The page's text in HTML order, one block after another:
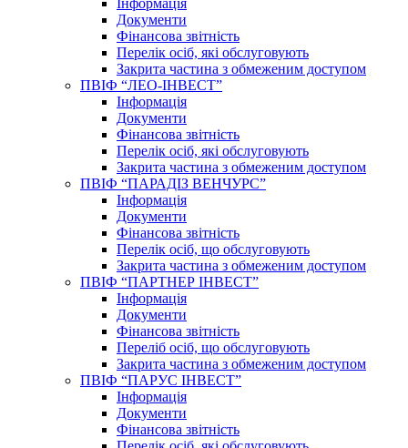
Інформація
Документи
Фінансова звітність
Перелік осіб, які обслуговують
Закрита частина з обмеженим доступом
ПВІФ “ЛЕО-ІНВЕСТ”
Інформація
Документи
Фінансова звітність
Перелік осіб, які обслуговують
Закрита частина з обмеженим доступом
ПВІФ “ПАРАДІЗ ВЕНЧУРС”
Інформація
Документи
Фінансова звітність
Перелік осіб, що обслуговують
Закрита частина з обмеженим доступом
ПВІФ “ПАРТНЕР ІНВЕСТ”
Інформація
Документи
Фінансова звітність
Переліб осіб, що обслуговують
Закрита частина з обмеженим доступом
ПВІФ “ПАРУС ІНВЕСТ”
Інформація
Документи
Фінансова звітність